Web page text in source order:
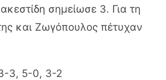
σημείωσε 3. Για τη
και Ζωγόπουλος πέτυχαν
3, 5-0, 3-2